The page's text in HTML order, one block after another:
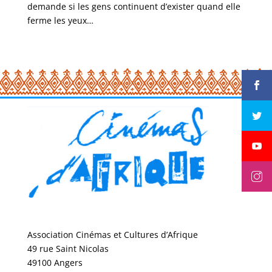
demande si les gens continuent d’exister quand elle
ferme les yeux…
Association Cinémas et Cultures d’Afrique
49 rue Saint Nicolas
49100 Angers